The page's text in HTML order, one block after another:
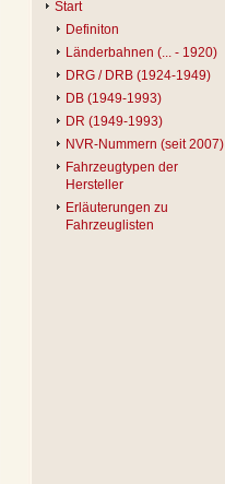
Start
Definiton
Länderbahnen (... - 1920)
DRG / DRB (1924-1949)
DB (1949-1993)
DR (1949-1993)
NVR-Nummern (seit 2007)
Fahrzeugtypen der
Hersteller
Erläuterungen zu
Fahrzeuglisten